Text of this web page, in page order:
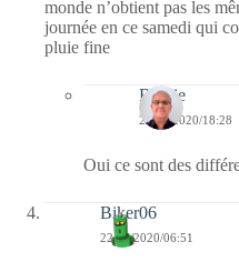
monde n’obtient pas les
journée en ce samedi qui
pluie fine
Bernie
22/08/2020/18:28
Oui ce sont des
Biker06
22/08/2020/06:51